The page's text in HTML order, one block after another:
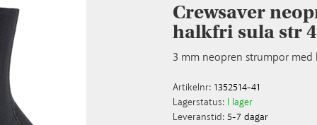
Crewsaver
halkfri sula str
3 mm neopren strumpor med
Artikelnr: 1352514-41
Lagerstatus: I lager
Leveranstid: 5-7 dagar